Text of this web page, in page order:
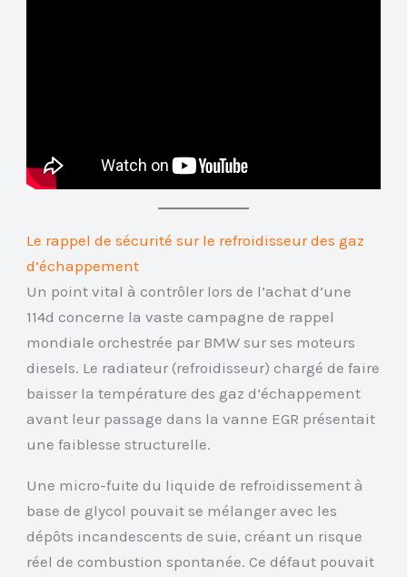
Le rappel de sécurité sur le refroidisseur des gaz
d’échappement
Un point vital à contrôler lors de l’achat d’une
114d concerne la vaste campagne de rappel
mondiale orchestrée par BMW sur ses moteurs
diesels. Le radiateur (refroidisseur) chargé de faire
baisser la température des gaz d’échappement
avant leur passage dans la vanne EGR présentait
une faiblesse structurelle.
Une micro-fuite du liquide de refroidissement à
base de glycol pouvait se mélanger avec les
dépôts incandescents de suie, créant un risque
réel de combustion spontanée. Ce défaut pouvait